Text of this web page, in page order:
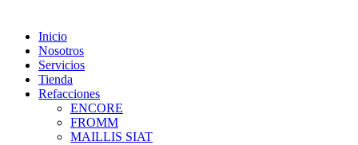
Inicio
Nosotros
Servicios
Tienda
Refacciones
ENCORE
FROMM
MAILLIS SIAT